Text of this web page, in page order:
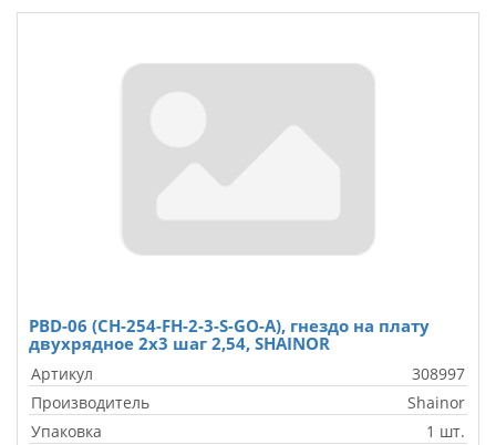
PBD-06 (CH-254-FH-2-3-S-GO-A), гнездо на плату
двухрядное 2х3 шаг 2,54, SHAINOR
Артикул
308997
Производитель
Shainor
Упаковка
1 шт.